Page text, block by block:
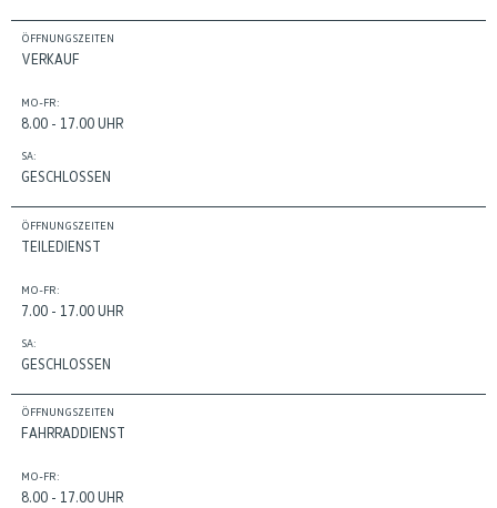
ÖFFNUNGSZEITEN
VERKAUF
MO-FR:
8.00 - 17.00 UHR
SA:
GESCHLOSSEN
ÖFFNUNGSZEITEN
TEILEDIENST
MO-FR:
7.00 - 17.00 UHR
SA:
GESCHLOSSEN
ÖFFNUNGSZEITEN
FAHRRADDIENST
MO-FR:
8.00 - 17.00 UHR